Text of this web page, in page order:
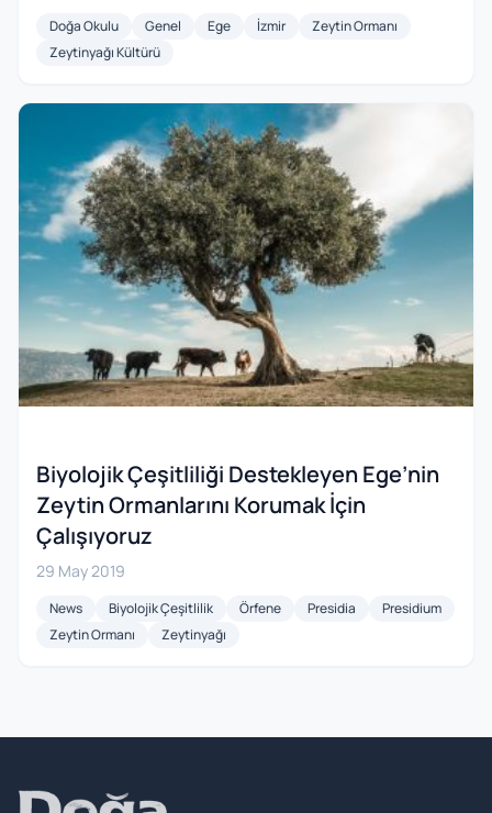
Doğa Okulu Genel Ege İzmir
Zeytin Ormanı
Zeytinyağı Kültürü
Biyolojik Çeşitliliği Destekleyen Ege’nin
Zeytin Ormanlarını Korumak İçin
Çalışıyoruz
29 May 2019
News Biyolojik Çeşitlilik Örfene Presidia
Presidium
Zeytin Ormanı
Zeytinyağı